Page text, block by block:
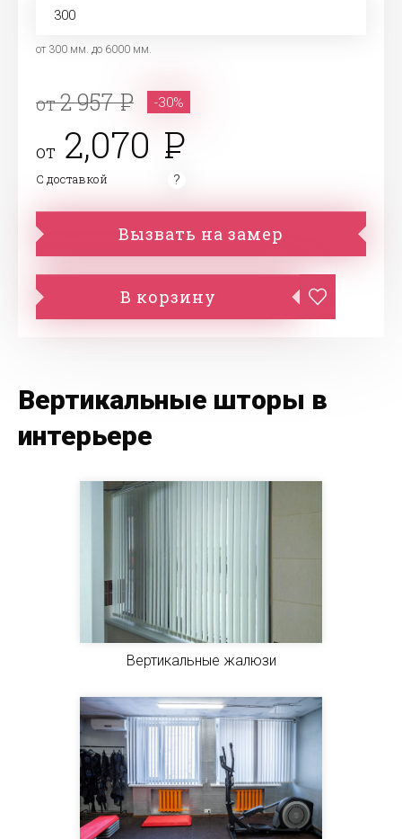
от 300 мм. до 6000 мм.
от2 957 -30%
от 2,070
С доставкой
Вызвать на замер
В корзину
Вертикальные шторы в
интерьере
Вертикальные жалюзи